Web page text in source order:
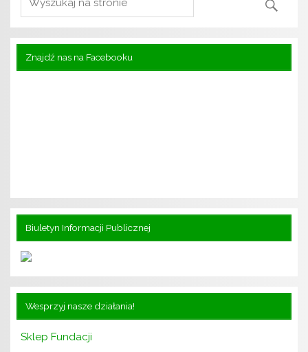
Znajdź nas na Facebooku
Biuletyn Informacji Publicznej
Wesprzyj nasze działania!
Sklep Fundacji